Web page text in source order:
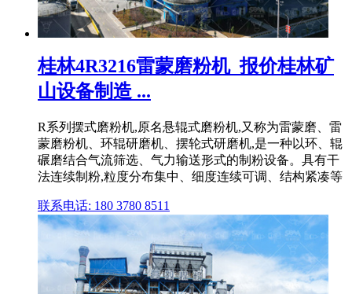
桂林4R3216雷蒙磨粉机_报价桂林矿
山设备制造 ...
R系列摆式磨粉机,原名悬辊式磨粉机,又称为雷蒙磨、雷
蒙磨粉机、环辊研磨机、摆轮式研磨机,是一种以环、辊
碾磨结合气流筛选、气力输送形式的制粉设备。具有干
法连续制粉,粒度分布集中、细度连续可调、结构紧凑等
联系电话: 180 3780 8511